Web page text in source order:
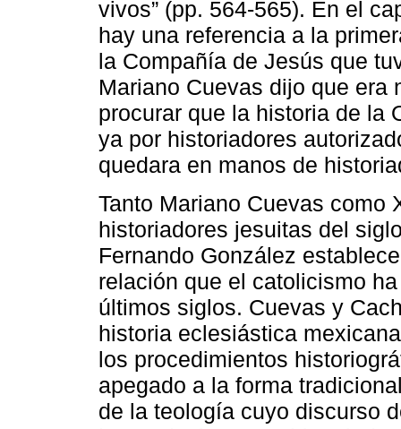
vivos” (pp. 564-565). En el
hay una referencia a la
la Compañía de Jesús que
Mariano Cuevas dijo que era
procurar que la historia de la
ya por historiadores
quedara en manos de
Tanto Mariano Cuevas como
historiadores jesuitas del
Fernando González
relación que el catolicismo
últimos siglos. Cuevas y
historia eclesiástica
los procedimientos
apegado a la forma
de la teología cuyo discurso